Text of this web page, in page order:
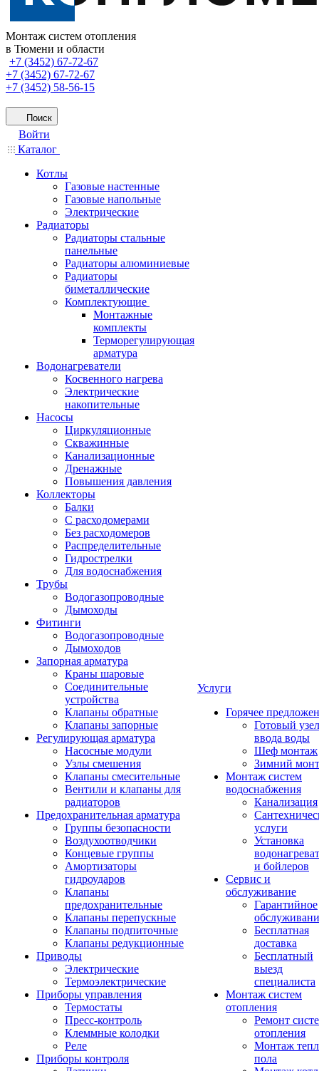
Монтаж систем отопления
в Тюмени и области
+7 (3452) 67-72-67
+7 (3452) 67-72-67
+7 (3452) 58-56-15
Поиск
Войти
Каталог
Котлы
Газовые настенные
Газовые напольные
Электрические
Радиаторы
Радиаторы стальные
панельные
Радиаторы алюминиевые
Радиаторы
биметаллические
Комплектующие
Монтажные
комплекты
Терморегулирующая
арматура
Водонагреватели
Косвенного нагрева
Электрические
накопительные
Насосы
Циркуляционные
Скважинные
Канализационные
Дренажные
Повышения давления
Коллекторы
Балки
С расходомерами
Без расходомеров
Распределительные
Гидрострелки
Для водоснабжения
Трубы
Водогазопроводные
Дымоходы
Фитинги
Водогазопроводные
Дымоходов
Запорная арматура
Краны шаровые
Соединительные
устройства
Клапаны обратные
Клапаны запорные
Регулирующая арматура
Насосные модули
Узлы смешения
Клапаны смесительные
Вентили и клапаны для
радиаторов
Предохранительная арматура
Группы безопасности
Воздухоотводчики
Концевые группы
Амортизаторы
гидроударов
Клапаны
предохранительные
Клапаны перепускные
Клапаны подпиточные
Клапаны редукционные
Приводы
Электрические
Термоэлектрические
Приборы управления
Термостаты
Пресс-контроль
Клеммные колодки
Реле
Приборы контроля
Услуги
Горячее
Готовый узел
ввода воды
Шеф монтаж
Зимний
Монтаж систем
водоснабжения
Канализация
услуги
Установка
и бойлеров
Сервис и
обслуживание
Гарантийное
Бесплатная
доставка
Бесплатный
выезд
специалиста
Монтаж систем
отопления
Ремонт
отопления
Монтаж
пола